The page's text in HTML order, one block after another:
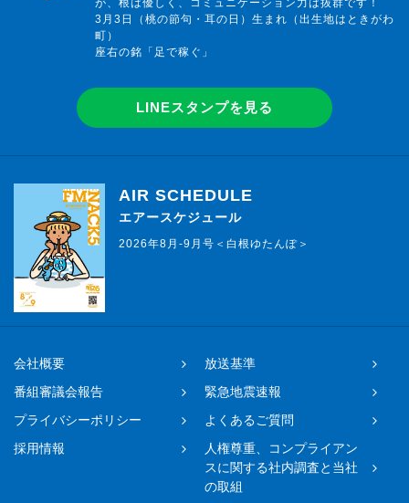
が、根は優しく、コミュニケーション力は抜群です！
3月3日（桃の節句・耳の日）生まれ（出生地はときがわ
町）
座右の銘「足で稼ぐ」
LINEスタンプを見る
AIR SCHEDULE
エアースケジュール
2026年8月-9月号＜白根ゆたんぽ＞
会社概要
放送基準
番組審議会報告
緊急地震速報
プライバシーポリシー
よくあるご質問
採用情報
人権尊重、コンプライアン
スに関する社内調査と当社
の取組